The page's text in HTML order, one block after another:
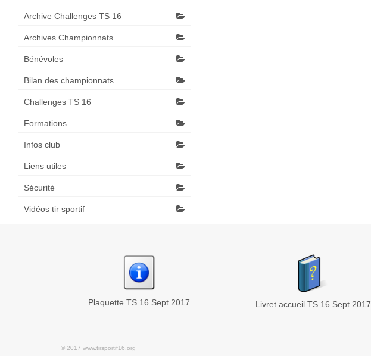
Archive Challenges TS 16
Archives Championnats
Bénévoles
Bilan des championnats
Challenges TS 16
Formations
Infos club
Liens utiles
Sécurité
Vidéos tir sportif
Plaquette TS 16 Sept 2017 Livret accueil TS 16 Sept 2017
© 2017 www.tirsportif16.org